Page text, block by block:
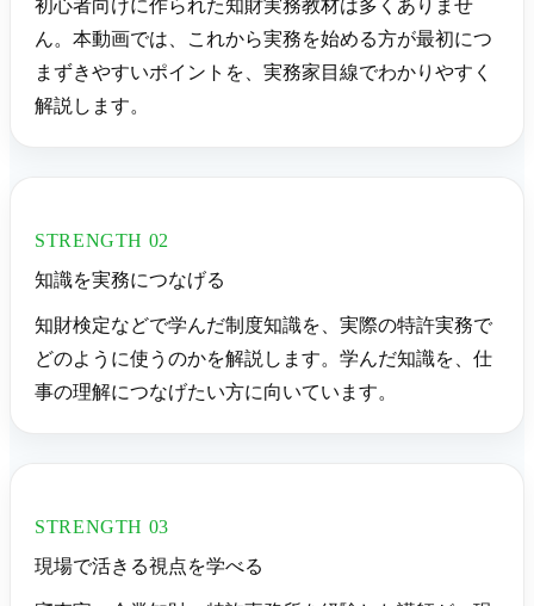
初心者向けに作られた知財実務教材は多くありませ
ん。本動画では、これから実務を始める方が最初につ
まずきやすいポイントを、実務家目線でわかりやすく
解説します。
STRENGTH 02
知識を実務につなげる
知財検定などで学んだ制度知識を、実際の特許実務で
どのように使うのかを解説します。学んだ知識を、仕
事の理解につなげたい方に向いています。
STRENGTH 03
現場で活きる視点を学べる